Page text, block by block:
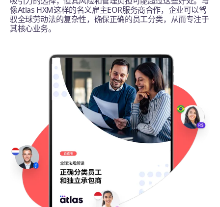
像Atlas HXM这样的名义雇主EOR服务商合作，企业可以驾
驭全球劳动法的复杂性，确保正确的员工分类，从而专注于
其核心业务。